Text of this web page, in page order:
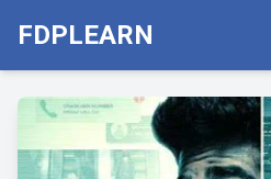
FDPLEARN